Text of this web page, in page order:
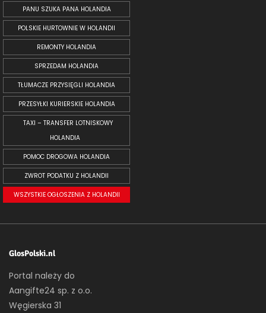
PANU SZUKA PANA HOLANDIA
POLSKIE HURTOWNIE W HOLANDII
REMONTY HOLANDIA
SPRZEDAM HOLANDIA
TŁUMACZE PRZYSIĘGLI HOLANDIA
PRZESYŁKI KURIERSKIE HOLANDIA
TAXI – TRANSFER LOTNISKOWY
HOLANDIA
POMOC DROGOWA HOLANDIA
ZWROT PODATKU Z HOLANDII
WSZYSTKIE OGŁOSZENIA Z HOLANDII
GlosPolski.nl
Portal należy do
Aangifte24 sp. z o.o.
Węgierska 31